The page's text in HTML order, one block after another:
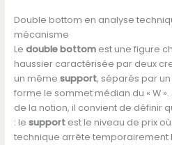
Double bottom en analyse
mécanisme
Le double bottomest une figure
haussier caractérisée par deux
un même support, séparés par
forme le sommet médian du « W
de la notion, il convient de définir
: le supportest le niveau de prix
technique arrête temporairement